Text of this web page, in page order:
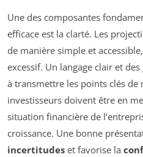
Une des composantes
efficace est la clarté. Les
de manière simple et
excessif. Un langage clair et
à transmettre les points clés
investisseurs doivent être en
situation financière de
croissance. Une bonne
incertitudes et favorise la